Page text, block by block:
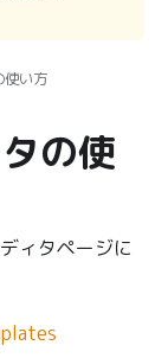
使い方
の使
ィタページに